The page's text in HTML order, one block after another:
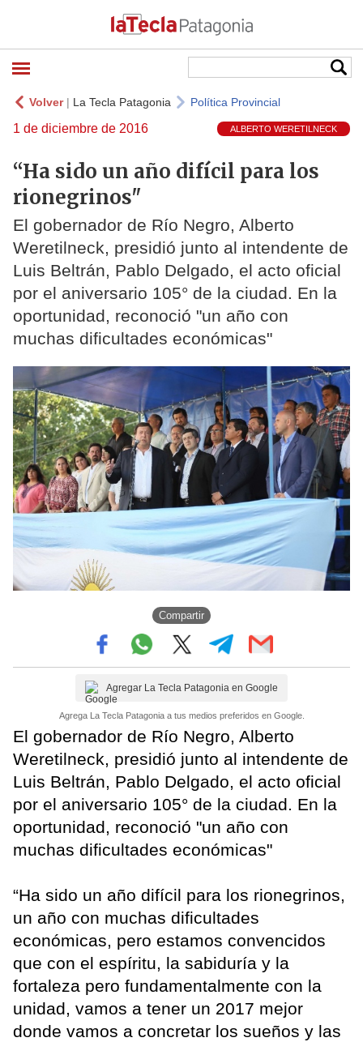
Volver| La Tecla Patagonia Política Provincial
1 de diciembre de 2016 ALBERTO WERETILNECK
“Ha sido un año difícil para los
rionegrinos"
El gobernador de Río Negro, Alberto
Weretilneck, presidió junto al intendente de
Luis Beltrán, Pablo Delgado, el acto oficial
por el aniversario 105° de la ciudad. En la
oportunidad, reconoció "un año con
muchas dificultades económicas"
Compartir
Agregar La Tecla Patagonia en Google
Agrega La Tecla Patagonia a tus medios preferidos en Google.
El gobernador de Río Negro, Alberto
Weretilneck, presidió junto al intendente de
Luis Beltrán, Pablo Delgado, el acto oficial
por el aniversario 105° de la ciudad. En la
oportunidad, reconoció "un año con
muchas dificultades económicas"
“Ha sido un año difícil para los rionegrinos,
un año con muchas dificultades
económicas, pero estamos convencidos
que con el espíritu, la sabiduría y la
fortaleza pero fundamentalmente con la
unidad, vamos a tener un 2017 mejor
donde vamos a concretar los sueños y las